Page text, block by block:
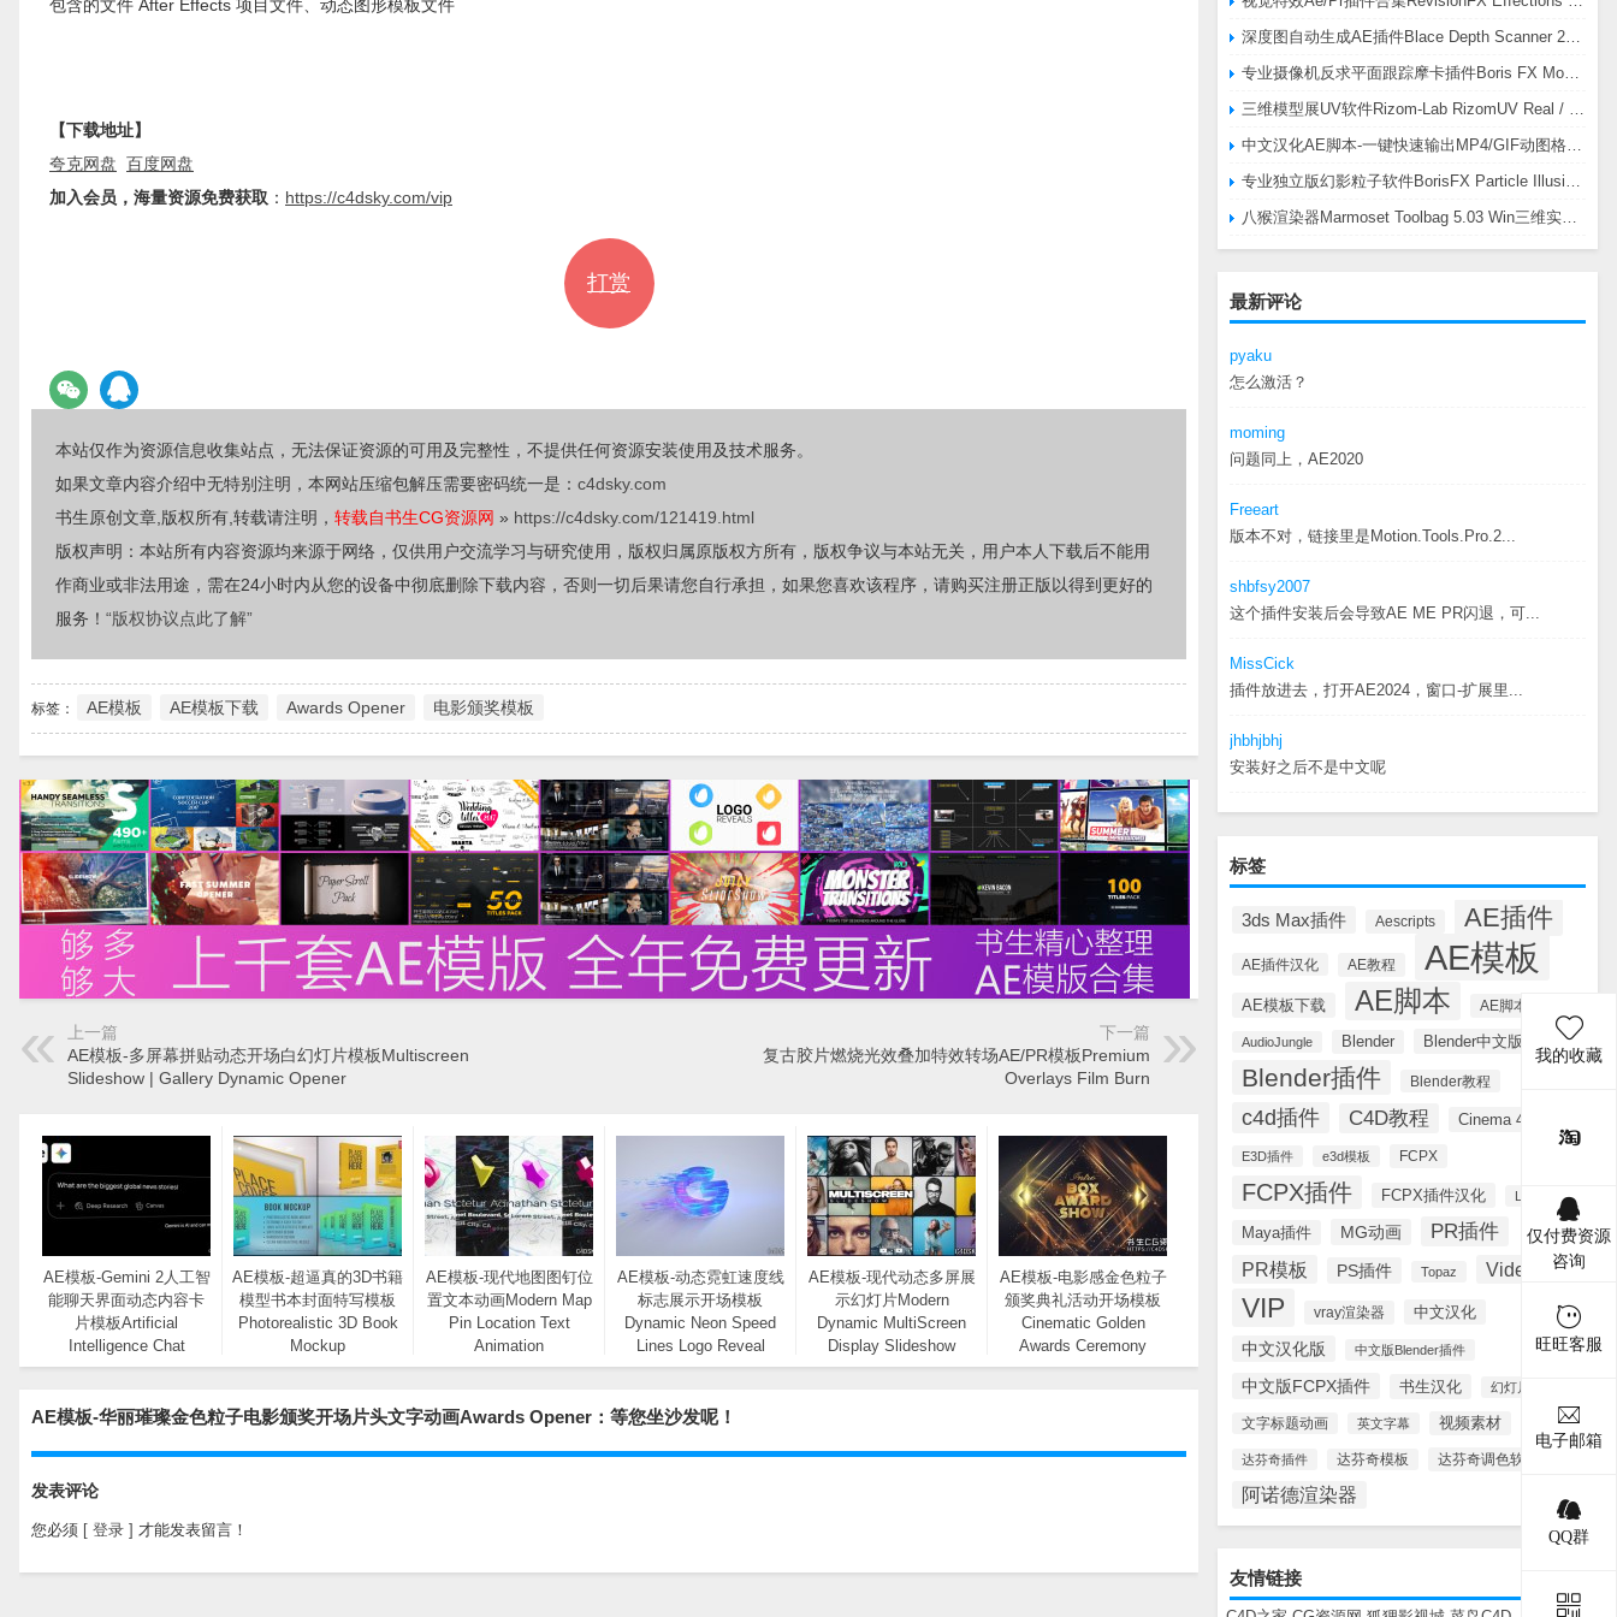
最新评论
pyaku
怎么激活？
moming
问题同上，AE2020
Freeart
版本不对，链接里是Motion.Tools.Pro.2...
shbfsy2007
这个插件安装后会导致AE ME PR闪退，可...
MissCick
插件放进去，打开AE2024，窗口-扩展里...
jhbhjbhj
安装好之后不是中文呢
标签
3ds Max插件 Aescripts AE插件
AE插件汉化 AE教程 AE模板
AE模板下载 AE脚本 AE脚本汉化
AudioJungle Blender Blender中文版插件
Blender插件 Blender教程
c4d插件 C4D教程 Cinema 4D
E3D插件 e3d模板 FCPX
FCPX插件 FCPX插件汉化 Lynda
Maya插件 MG动画 PR插件
PR模板 PS插件 Topaz Videohive
VIP vray渲染器 中文汉化
中文汉化版 中文版Blender插件
中文版FCPX插件 书生汉化 幻灯片模板
文字标题动画 英文字幕 视频素材
达芬奇插件 达芬奇模板 达芬奇调色软件
阿诺德渲染器
友情链接
包含的文件 After Effects 项目文件、动态图形模板文件
【下载地址】
夸克网盘 百度网盘
加入会员，海量资源免费获取 ： https://c4dsky.com/vip
打赏
本站仅作为资源信息收集站点，无法保证资源的可用及完整性，不提供任何资源安装使用及技术服务。
如果文章内容介绍中无特别注明，本网站压缩包解压需要密码统一是： c4dsky.com
书生原创文章,版权所有,转载请注明， 转载自书生CG资源网 » https://c4dsky.com/121419.html
版权声明：本站所有内容资源均来源于网络，仅供用户交流学习与研究使用，版权归属原版权方所有，版权争议与本站无关，用户本人下载后不能用
作商业或非法用途，需在24小时内从您的设备中彻底删除下载内容，否则一切后果请您自行承担，如果您喜欢该程序，请购买注册正版以得到更好的
服务！ “版权协议点此了解”
标签： AE模板 AE模板下载 Awards Opener 电影颁奖模板
上一篇
AE模板-多屏幕拼贴动态开场白幻灯片模板Multiscreen
Slideshow | Gallery Dynamic Opener
下一篇
复古胶片燃烧光效叠加特效转场AE/PR模板Premium
Overlays Film Burn
AE模板-Gemini 2人工智
能聊天界面动态内容卡
片模板Artificial
Intelligence Chat
Interface Mockup
AE模板-超逼真的3D书籍
模型书本封面特写模板
Photorealistic 3D Book
Mockup
AE模板-现代地图图钉位
置文本动画Modern Map
Pin Location Text
Animation
AE模板-动态霓虹速度线
标志展示开场模板
Dynamic Neon Speed
Lines Logo Reveal
Opener
AE模板-现代动态多屏展
示幻灯片Modern
Dynamic MultiScreen
Display Slideshow
AE模板-电影感金色粒子
颁奖典礼活动开场模板
Cinematic Golden
Awards Ceremony
Event Opener
AE模板-华丽璀璨金色粒子电影颁奖开场片头文字动画Awards Opener：等您坐沙发呢！
发表评论
您必须 [ 登录 ] 才能发表留言！
我的收藏
仅付费资源
咨询
旺旺客服
电子邮箱
QQ群